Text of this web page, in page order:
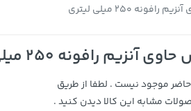
های لبنیو تزئینی
خانگی
250 میلی لیتری
رافونه 250 میلی لیتری
حاضر موجود نیست . لطفا از طریق
مشابه این کالا دیدن کنید .